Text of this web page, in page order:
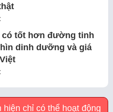
có tốt hơn đường tinh
dinh dưỡng và giá
chỉ có thể hoạt động